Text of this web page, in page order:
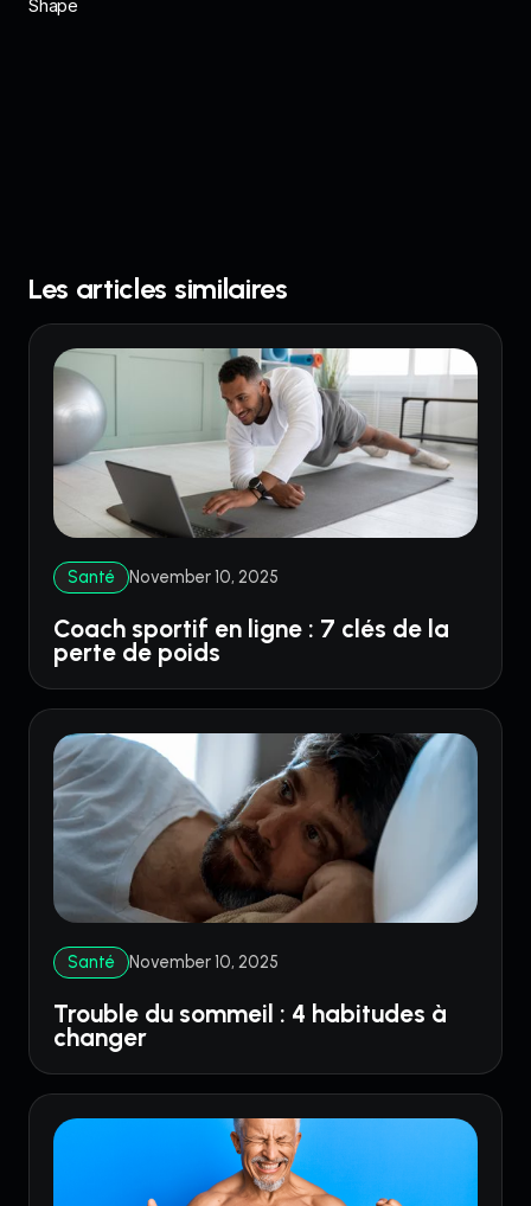
Shape
Les articles similaires
Santé November 10, 2025
Coach sportif en ligne : 7 clés de la
perte de poids
Santé November 10, 2025
Trouble du sommeil : 4 habitudes à
changer